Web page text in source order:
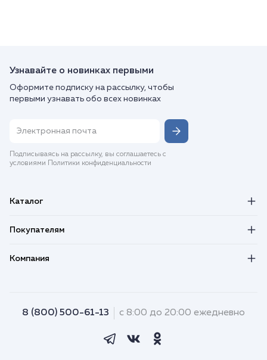
Узнавайте о новинках первыми
Оформите подписку на рассылку, чтобы
первыми узнавать обо всех новинках
Подписываясь на рассылку, вы соглашаетесь с
условиями Политики конфиденциальности
Каталог
Покупателям
Компания
8 (800) 500-61-13 с 8:00 до 20:00 ежедневно